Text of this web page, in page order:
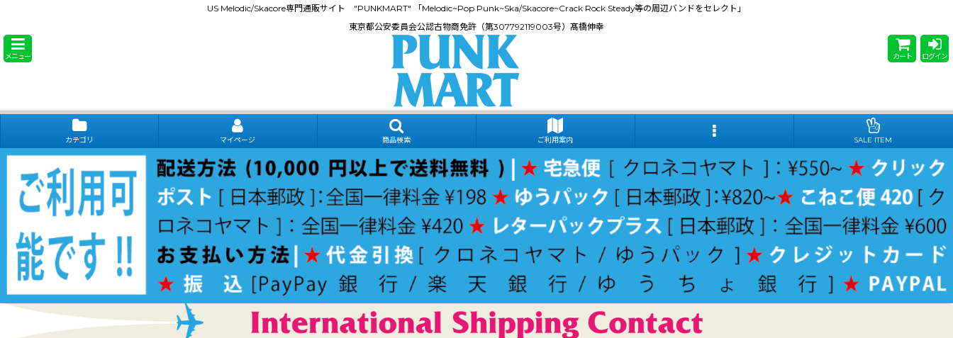
US Melodic/Skacore専門通販サイト "PUNKMART" 「Melodic~Pop Punk~Ska/Skacore~Crack Rock Steady等の周辺バンドをセレクト」
東京都公安委員会公認古物商免許（第307792119003号）髙橋伸幸
メニュー カート ログイン
カテゴリ マイページ 商品検索 ご利用案内 SALE ITEM